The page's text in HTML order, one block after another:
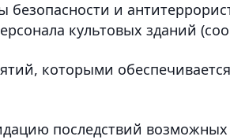
и
культовых зданий
которыми
последствий возможных